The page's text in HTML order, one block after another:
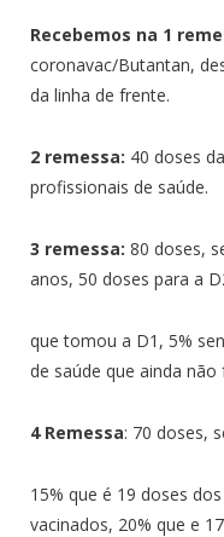
Recebemos na 1
coronavac/Butantan,
da linha de frente.
2 remessa: 40 doses
profissionais de saúde.
3 remessa: 80 doses,
anos, 50 doses para a
que tomou a D1, 5%
de saúde que ainda
4 Remessa: 70 doses,
15% que é 19 doses
vacinados, 20% que e